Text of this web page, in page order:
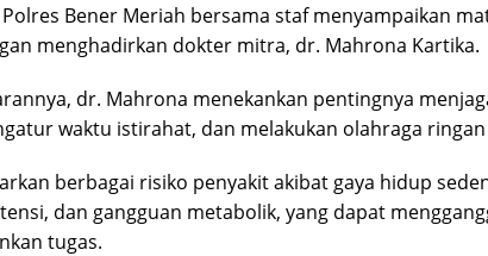
Polres Bener Meriah bersama staf menyampaikan
menghadirkan dokter mitra, dr. Mahrona Kartika.
dr. Mahrona menekankan pentingnya
waktu istirahat, dan melakukan olahraga
berbagai risiko penyakit akibat gaya hidup
dan gangguan metabolik, yang dapat
tugas.